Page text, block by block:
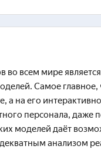
всем мире
Самое главное,
а на его
персонала, даже
моделей даёт
анализом